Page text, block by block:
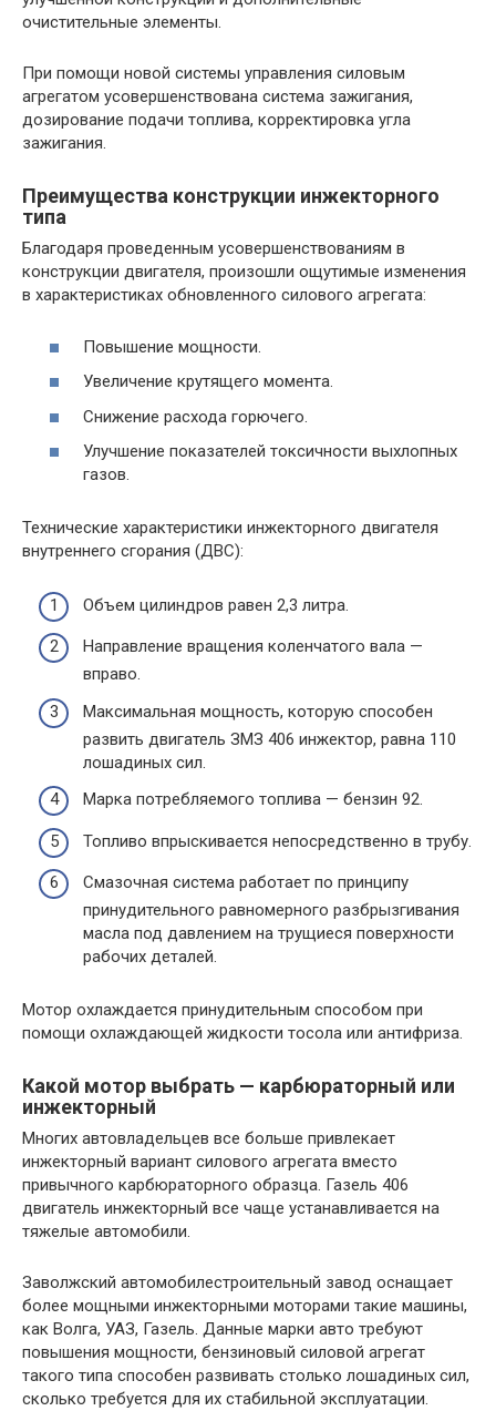
очистительные элементы.
При помощи новой системы управления силовым
агрегатом усовершенствована система зажигания,
дозирование подачи топлива, корректировка угла
зажигания.
Преимущества конструкции инжекторного
типа
Благодаря проведенным усовершенствованиям в
конструкции двигателя, произошли ощутимые изменения
в характеристиках обновленного силового агрегата:
Повышение мощности.
Увеличение крутящего момента.
Снижение расхода горючего.
Улучшение показателей токсичности выхлопных
газов.
Технические характеристики инжекторного двигателя
внутреннего сгорания (ДВС):
Объем цилиндров равен 2,3 литра.
Направление вращения коленчатого вала —
вправо.
Максимальная мощность, которую способен
развить двигатель ЗМЗ 406 инжектор, равна 110
лошадиных сил.
Марка потребляемого топлива — бензин 92.
Топливо впрыскивается непосредственно в трубу.
Смазочная система работает по принципу
принудительного равномерного разбрызгивания
масла под давлением на трущиеся поверхности
рабочих деталей.
Мотор охлаждается принудительным способом при
помощи охлаждающей жидкости тосола или антифриза.
Какой мотор выбрать — карбюраторный или
инжекторный
Многих автовладельцев все больше привлекает
инжекторный вариант силового агрегата вместо
привычного карбюраторного образца. Газель 406
двигатель инжекторный все чаще устанавливается на
тяжелые автомобили.
Заволжский автомобилестроительный завод оснащает
более мощными инжекторными моторами такие машины,
как Волга, УАЗ, Газель. Данные марки авто требуют
повышения мощности, бензиновый силовой агрегат
такого типа способен развивать столько лошадиных сил,
сколько требуется для их стабильной эксплуатации.